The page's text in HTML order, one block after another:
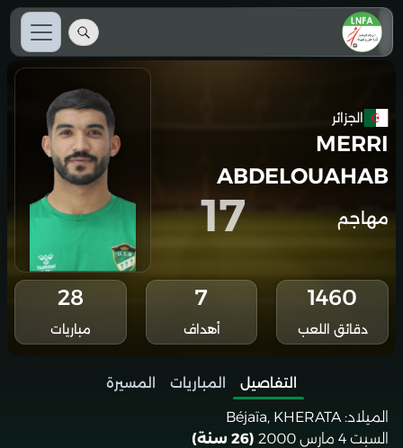
الجزائر
MERRI
ABDELOUAHAB
مهاجم 17
1460
دقائق اللعب
7
أهداف
28
مباريات
التفاصيل المباريات
المسيرة
الميلاد: Béjaïa, KHERATA
السبت 4 مارس 2000
(26 سنة)